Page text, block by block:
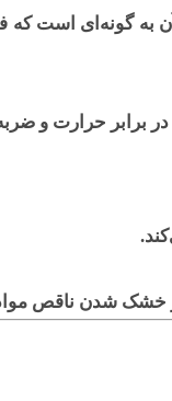
به گونه‌ای است که
برابر حرارت و
خشک شدن ناقص